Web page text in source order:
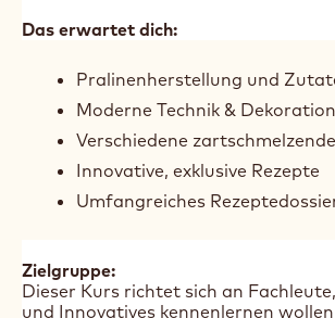
Das erwartet dich:
Pralinenherstellung und
Moderne Technik & Dekoration
Verschiedene
Innovative, exklusive Rezepte
Umfangreiches
Zielgruppe:
Dieser Kurs richtet sich an
und Innovatives kennenlernen